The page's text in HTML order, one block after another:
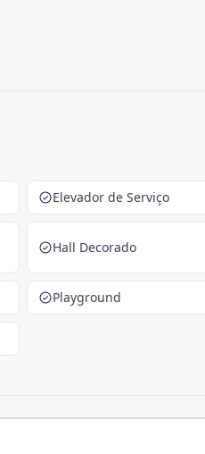
Elevador de Serviço
Hall Decorado
Playground